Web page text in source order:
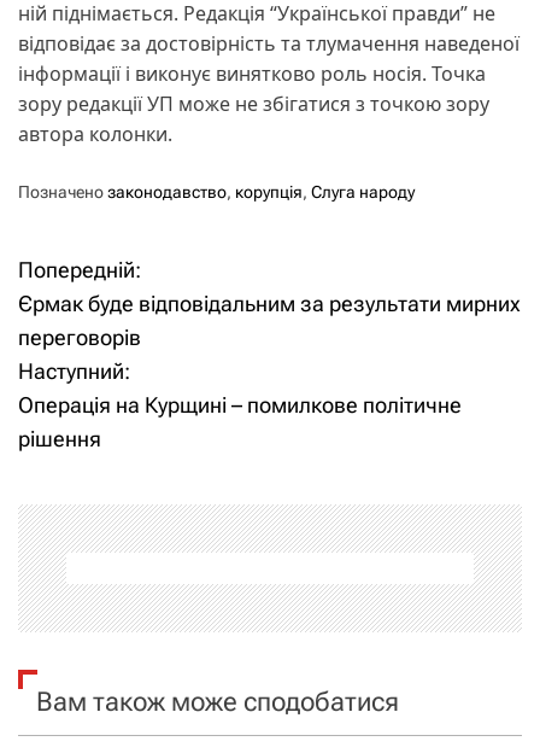
ній піднімається. Редакція “Української правди” не
відповідає за достовірність та тлумачення наведеної
інформації і виконує винятково роль носія. Точка
зору редакції УП може не збігатися з точкою зору
автора колонки.
Позначенозаконодавство, корупція, Слуга народу
Н
а
в
і
а
ц
і
я
з
Попередній:
Єрмак буде відповідальним за результати мирних
переговорів
Наступний:
Операція на Курщині – помилкове політичне
рішення
Вам також може сподобатися